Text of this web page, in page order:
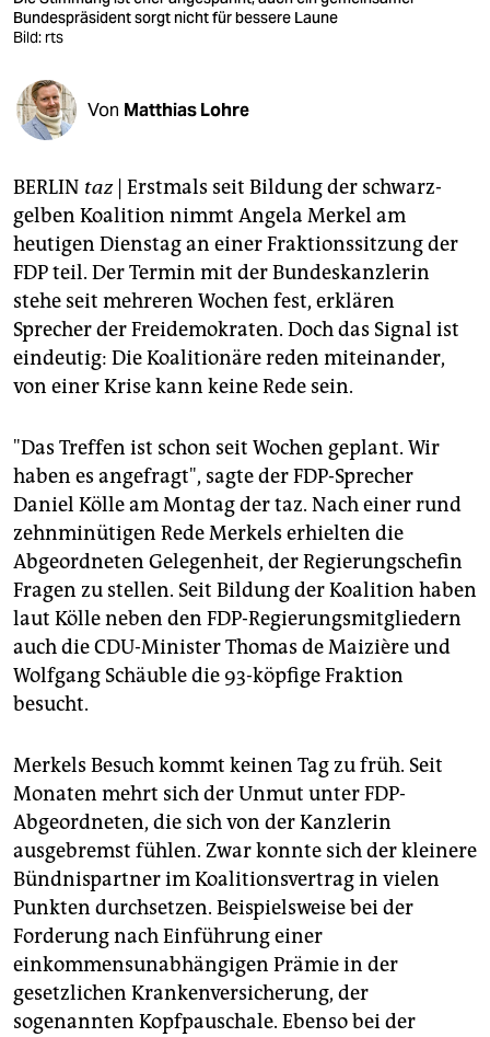
shop
fragen & hilfe
unterstützen
genossenschaft
epaper login
Bundespräsident sorgt nicht für bessere Laune
Bild: rts
Von Matthias Lohre
BERLIN taz| Erstmals seit Bildung der schwarz-
gelben Koalition nimmt Angela Merkel am
heutigen Dienstag an einer Fraktionssitzung der
FDP teil. Der Termin mit der Bundeskanzlerin
stehe seit mehreren Wochen fest, erklären
Sprecher der Freidemokraten. Doch das Signal ist
eindeutig: Die Koalitionäre reden miteinander,
von einer Krise kann keine Rede sein.
"Das Treffen ist schon seit Wochen geplant. Wir
haben es angefragt", sagte der FDP-Sprecher
Daniel Kölle am Montag der taz. Nach einer rund
zehnminütigen Rede Merkels erhielten die
Abgeordneten Gelegenheit, der Regierungschefin
Fragen zu stellen. Seit Bildung der Koalition haben
laut Kölle neben den FDP-Regierungsmitgliedern
auch die CDU-Minister Thomas de Maizière und
Wolfgang Schäuble die 93-köpfige Fraktion
besucht.
Merkels Besuch kommt keinen Tag zu früh. Seit
Monaten mehrt sich der Unmut unter FDP-
Abgeordneten, die sich von der Kanzlerin
ausgebremst fühlen. Zwar konnte sich der kleinere
Bündnispartner im Koalitionsvertrag in vielen
Punkten durchsetzen. Beispielsweise bei der
Forderung nach Einführung einer
einkommensunabhängigen Prämie in der
gesetzlichen Krankenversicherung, der
sogenannten Kopfpauschale. Ebenso bei der